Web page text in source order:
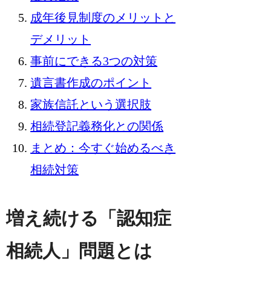
成年後見制度のメリットと
デメリット
事前にできる3つの対策
遺言書作成のポイント
家族信託という選択肢
相続登記義務化との関係
まとめ：今すぐ始めるべき
相続対策
増え続ける「認知症
相続人」問題とは